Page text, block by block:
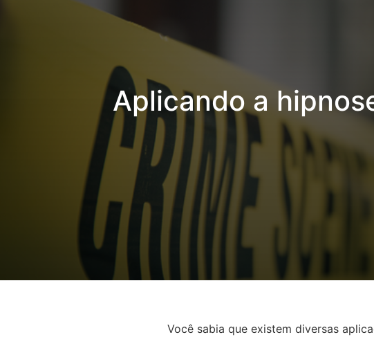
Aplicando a
Você sabia que existem diversas